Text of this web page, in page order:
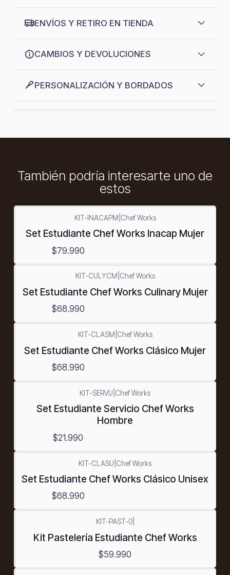
ENVÍOS Y RETIRO EN TIENDA
CAMBIOS Y DEVOLUCIONES
PERSONALIZACIÓN Y BORDADOS
También podría interesarte uno de
estos
KIT-INACAPM Chef Works
Set Estudiante Chef Works Inacap Mujer
$79.990
KIT-CULYCM Chef Works
Set Estudiante Chef Works Culinary Mujer
$68.990
KIT-CLASM Chef Works
Set Estudiante Chef Works Clásico Mujer
$68.990
KIT-SERVU Chef Works
Set Estudiante Servicio Chef Works
Hombre
$21.990
KIT-CLASU Chef Works
Set Estudiante Chef Works Clásico Unisex
$68.990
KIT-PAST-0|
Kit Pastelería Estudiante Chef Works
$59.990